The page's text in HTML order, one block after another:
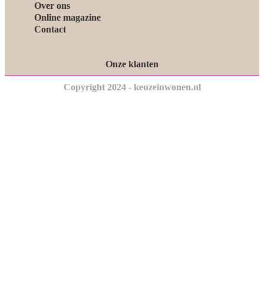
Over ons
Online magazine
Contact
Onze klanten
Copyright 2024 - keuzeinwonen.nl